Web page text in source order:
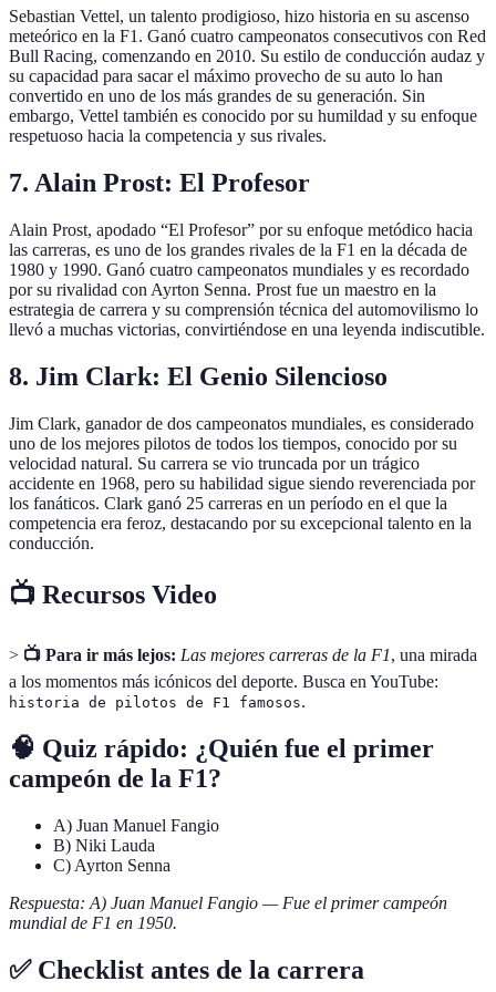
Sebastian Vettel, un talento prodigioso, hizo historia en su ascenso
meteórico en la F1. Ganó cuatro campeonatos consecutivos con Red
Bull Racing, comenzando en 2010. Su estilo de conducción audaz y
su capacidad para sacar el máximo provecho de su auto lo han
convertido en uno de los más grandes de su generación. Sin
embargo, Vettel también es conocido por su humildad y su enfoque
respetuoso hacia la competencia y sus rivales.
7. Alain Prost: El Profesor
Alain Prost, apodado “El Profesor” por su enfoque metódico hacia
las carreras, es uno de los grandes rivales de la F1 en la década de
1980 y 1990. Ganó cuatro campeonatos mundiales y es recordado
por su rivalidad con Ayrton Senna. Prost fue un maestro en la
estrategia de carrera y su comprensión técnica del automovilismo lo
llevó a muchas victorias, convirtiéndose en una leyenda indiscutible.
8. Jim Clark: El Genio Silencioso
Jim Clark, ganador de dos campeonatos mundiales, es considerado
uno de los mejores pilotos de todos los tiempos, conocido por su
velocidad natural. Su carrera se vio truncada por un trágico
accidente en 1968, pero su habilidad sigue siendo reverenciada por
los fanáticos. Clark ganó 25 carreras en un período en el que la
competencia era feroz, destacando por su excepcional talento en la
conducción.
📺 Recursos Video
> 📺 Para ir más lejos: Las mejores carreras de la F1, una mirada
a los momentos más icónicos del deporte. Busca en YouTube:
historia de pilotos de F1 famosos.
🧠 Quiz rápido: ¿Quién fue el primer
campeón de la F1?
A) Juan Manuel Fangio
B) Niki Lauda
C) Ayrton Senna
Respuesta: A) Juan Manuel Fangio — Fue el primer campeón
mundial de F1 en 1950.
✅ Checklist antes de la carrera